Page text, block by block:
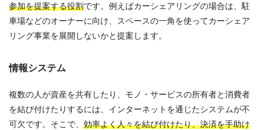
参加を提案する役割です。例えばカーシェアリングの場合は、駐
車場などのオーナーに向け、スペースの一角を使ってカーシェア
リング事業を展開しないかと提案します。
情報システム
複数の人が資産を共有したり、モノ・サービスの所有者と消費者
を結び付けたりするには、インターネットを通じたシステムが不
可欠です。そこで、 効率よく人々を結び付けたり、決済を手助け